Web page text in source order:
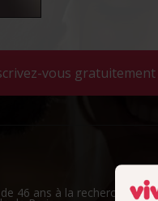
vous
46 ans à la recherche d'